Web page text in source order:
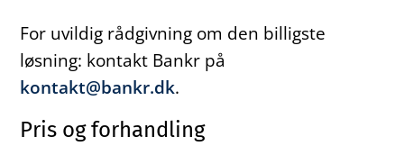
For uvildig rådgivning om den billigste
løsning: kontakt Bankr på
kontakt@bankr.dk.
Pris og forhandling